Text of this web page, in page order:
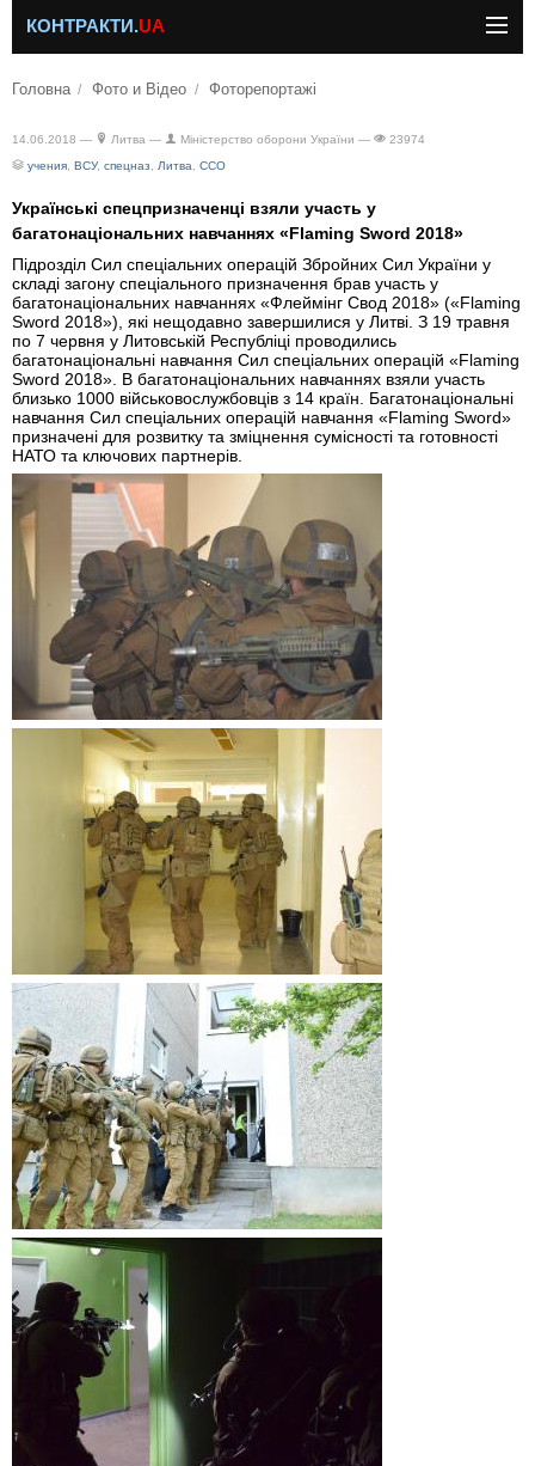
КОНТРАКТИ.UA
Головна Фото и Відео Фоторепортажі
14.06.2018 — Литва — Міністерство оборони України —
23974
учения ВСУ, спецназ Литва ССО
Українські спецпризначенці взяли участь у
багатонаціональних навчаннях «Flaming Sword 2018»
Підрозділ Сил спеціальних операцій Збройних Сил України у
складі загону спеціального призначення брав участь у
багатонаціональних навчаннях «Флеймінг Свод 2018» («Flaming
Sword 2018»), які нещодавно завершилися у Литві. З 19 травня
по 7 червня у Литовській Республіці проводились
багатонаціональні навчання Сил спеціальних операцій «Flaming
Sword 2018». В багатонаціональних навчаннях взяли участь
близько 1000 військовослужбовців з 14 країн. Багатонаціональні
навчання Сил спеціальних операцій навчання «Flaming Sword»
призначені для розвитку та зміцнення сумісності та готовності
НАТО та ключових партнерів.